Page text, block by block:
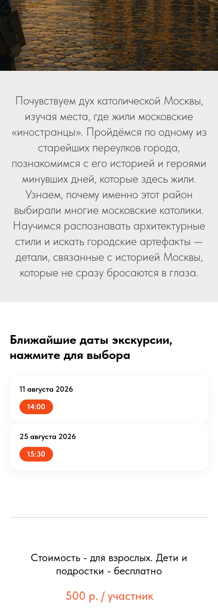
Почувствуем дух католической Москвы,
изучая места, где жили московские
«иностранцы». Пройдёмся по одному из
старейших переулков города,
познакомимся с его историей и героями
минувших дней, которые здесь жили.
Узнаем, почему именно этот район
выбирали многие московские католики.
Научимся распознавать архитектурные
стили и искать городские артефакты —
детали, связанные с историей Москвы,
которые не сразу бросаются в глаза.
Ближайшие даты экскурсии,
нажмите для выбора
11 августа 2026
14:00
25 августа 2026
15:30
Стоимость - для взрослых. Дети и
подростки - бесплатно
500 р. / участник